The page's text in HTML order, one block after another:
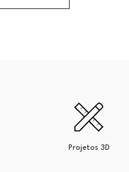
Projetos 3D